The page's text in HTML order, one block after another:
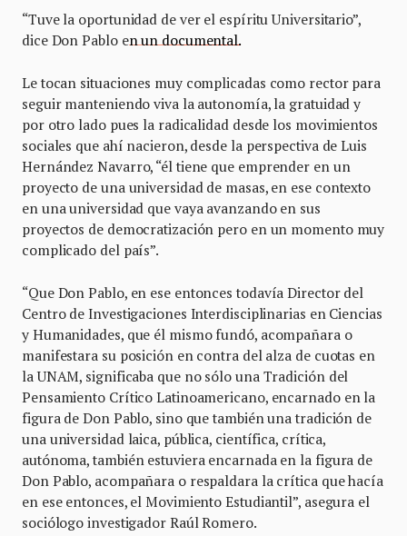
“Tuve la oportunidad de ver el espíritu Universitario”,
dice Don Pablo en un documental.
Le tocan situaciones muy complicadas como rector para
seguir manteniendo viva la autonomía, la gratuidad y
por otro lado pues la radicalidad desde los movimientos
sociales que ahí nacieron, desde la perspectiva de Luis
Hernández Navarro, “él tiene que emprender en un
proyecto de una universidad de masas, en ese contexto
en una universidad que vaya avanzando en sus
proyectos de democratización pero en un momento muy
complicado del país”.
“Que Don Pablo, en ese entonces todavía Director del
Centro de Investigaciones Interdisciplinarias en Ciencias
y Humanidades, que él mismo fundó, acompañara o
manifestara su posición en contra del alza de cuotas en
la UNAM, significaba que no sólo una Tradición del
Pensamiento Crítico Latinoamericano, encarnado en la
figura de Don Pablo, sino que también una tradición de
una universidad laica, pública, científica, crítica,
autónoma, también estuviera encarnada en la figura de
Don Pablo, acompañara o respaldara la crítica que hacía
en ese entonces, el Movimiento Estudiantil”, asegura el
sociólogo investigador Raúl Romero.